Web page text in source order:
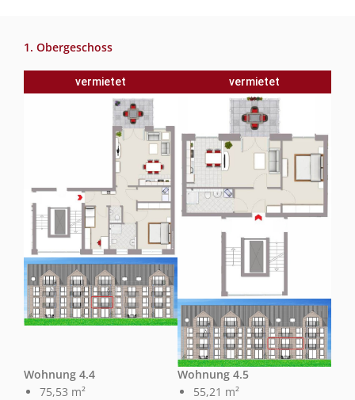
1. Obergeschoss
vermietet
Wohnung 4.4
75,53 m²
vermietet
Wohnung 4.5
55,21 m²